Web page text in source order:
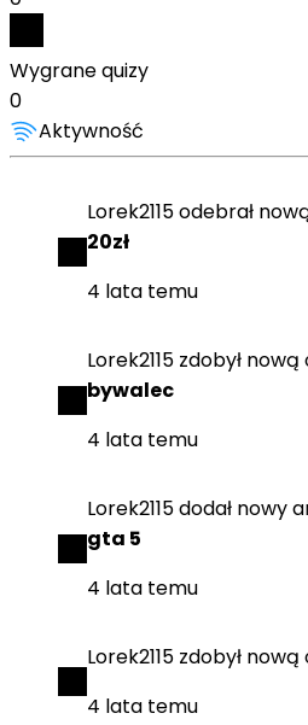
Wygrane quizy
0
Aktywność
Lorek2115odebrał
20zł
4 lata temu
Lorek2115 zdobył nową
bywalec
4 lata temu
Lorek2115dodał nowy
gta 5
4 lata temu
Lorek2115 zdobył nową
4 lata temu